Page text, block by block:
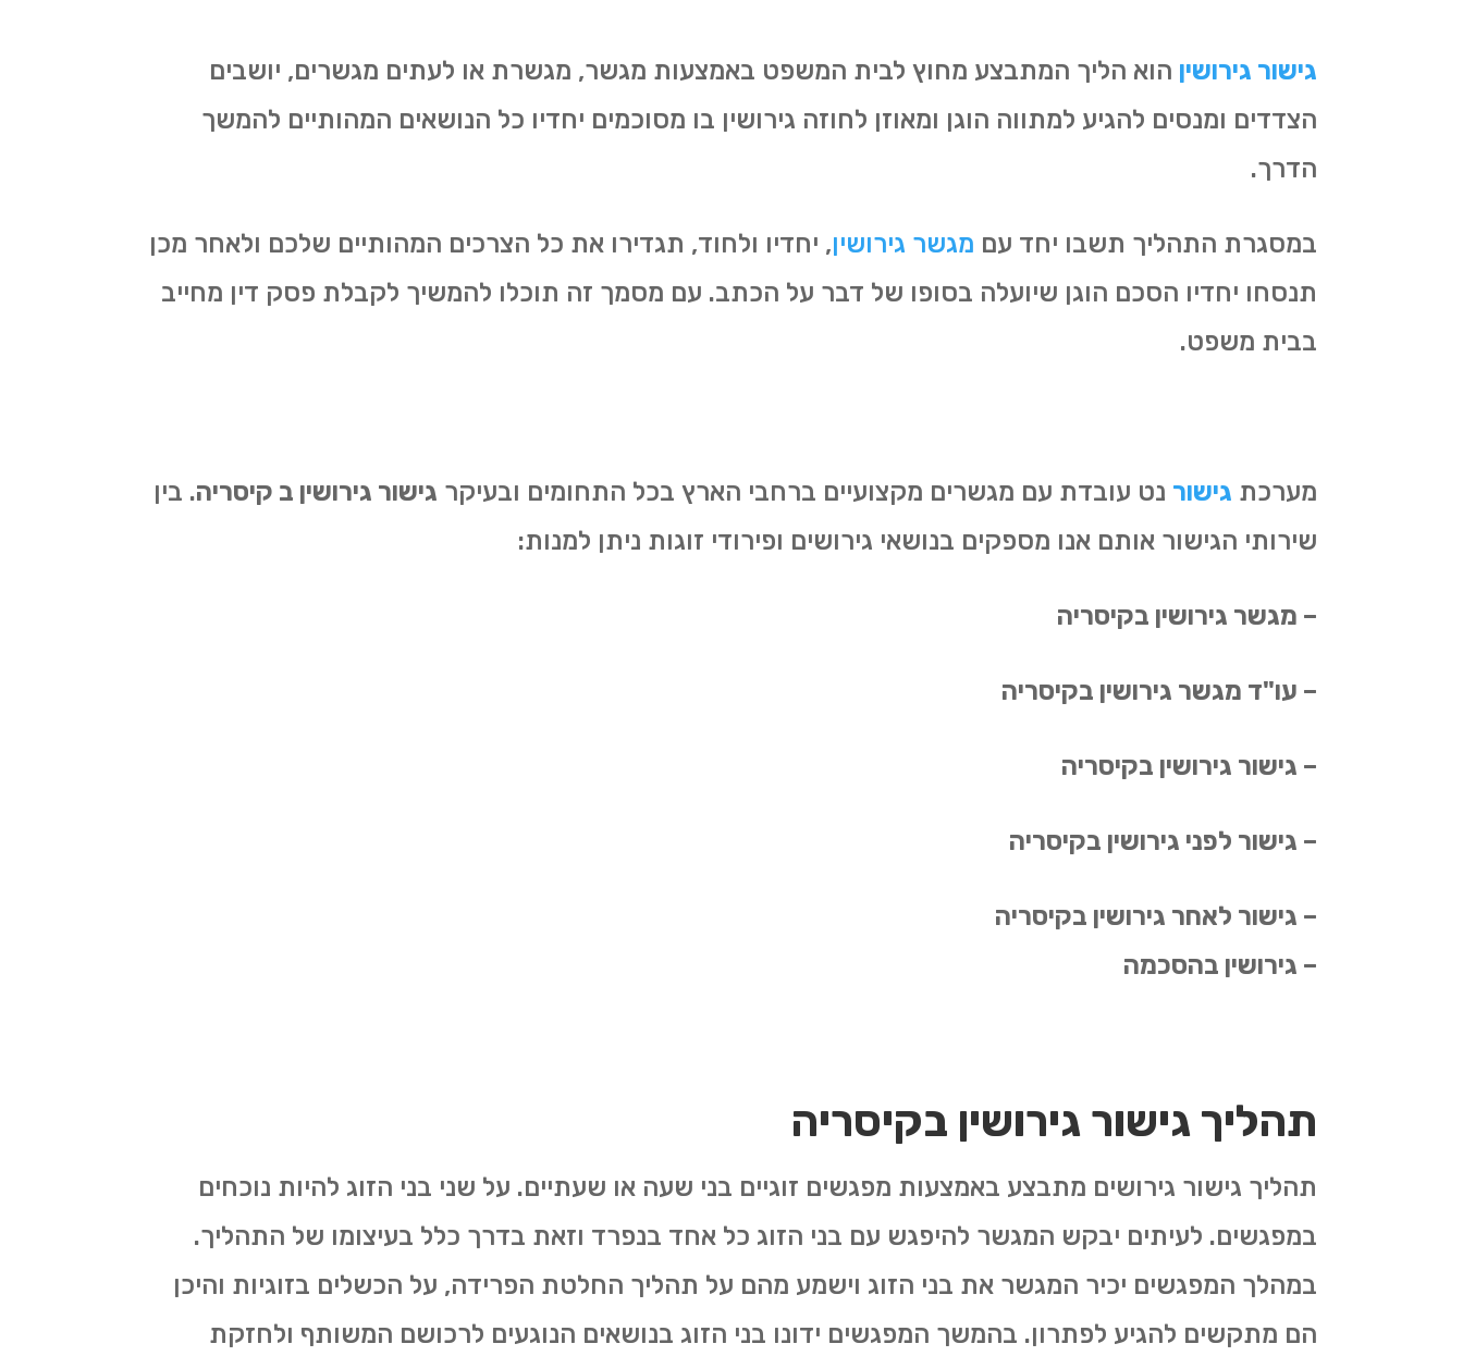
גישור גירושין הוא הליך המתבצע מחוץ לבית המשפט באמצעות מגשר, מגשרת או לעתים מגשרים, יושבים
הצדדים ומנסים להגיע למתווה הוגן ומאוזן לחוזה גירושין בו מסוכמים יחדיו כל הנושאים המהותיים להמשך
הדרך.
במסגרת התהליך תשבו יחד עם מגשר גירושין, יחדיו ולחוד, תגדירו את כל הצרכים המהותיים שלכם ולאחר מכן
תנסחו יחדיו הסכם הוגן שיועלה בסופו של דבר על הכתב. עם מסמך זה תוכלו להמשיך לקבלת פסק דין מחייב
בבית משפט.
מערכת גישור נט עובדת עם מגשרים מקצועיים ברחבי הארץ בכל התחומים ובעיקר גישור גירושין ב קיסריה. בין
שירותי הגישור אותם אנו מספקים בנושאי גירושים ופירודי זוגות ניתן למנות:
– מגשר גירושין בקיסריה
– עו"ד מגשר גירושין בקיסריה
– גישור גירושין בקיסריה
– גישור לפני גירושין בקיסריה
– גישור לאחר גירושין בקיסריה
– גירושין בהסכמה
תהליך גישור גירושין בקיסריה
תהליך גישור גירושים מתבצע באמצעות מפגשים זוגיים בני שעה או שעתיים. על שני בני הזוג להיות נוכחים
במפגשים. לעיתים יבקש המגשר להיפגש עם בני הזוג כל אחד בנפרד וזאת בדרך כלל בעיצומו של התהליך.
במהלך המפגשים יכיר המגשר את בני הזוג וישמע מהם על תהליך החלטת הפרידה, על הכשלים בזוגיות והיכן
הם מתקשים להגיע לפתרון. בהמשך המפגשים ידונו בני הזוג בנושאים הנוגעים לרכושם המשותף ולחזקת